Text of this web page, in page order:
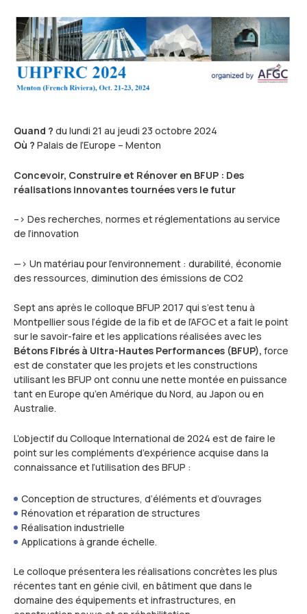
Conférences de professionnels
Publications scientifiques
Proposer mes compétences
Me connecter
Quand ? du lundi 21 au jeudi 23 octobre 2024
Où ? Palais de l’Europe – Menton
Concevoir, Construire et Rénover en BFUP : Des
réalisations innovantes tournées vers le futur
–> Des recherches, normes et réglementations au service
de l’innovation
—> Un matériau pour l’environnement : durabilité, économie
des ressources, diminution des émissions de CO2
Sept ans après le colloque BFUP 2017 qui s’est tenu à
Montpellier sous l’égide de la fib et de l’AFGC et a fait le point
sur le savoir-faire et les applications réalisées avec les
Bétons Fibrés à Ultra-Hautes Performances (BFUP), force
est de constater que les projets et les constructions
utilisant les BFUP ont connu une nette montée en puissance
tant en Europe qu’en Amérique du Nord, au Japon ou en
Australie.
L’objectif du Colloque International de 2024 est de faire le
point sur les compléments d’expérience acquise dans la
connaissance et l’utilisation des BFUP :
Conception de structures, d’éléments et d’ouvrages
Rénovation et réparation de structures
Réalisation industrielle
Applications à grande échelle.
Le colloque présentera les réalisations concrètes les plus
récentes tant en génie civil, en bâtiment que dans le
domaine des équipements et infrastructures, en